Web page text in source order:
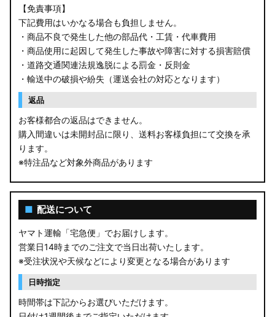
【免責事項】
下記費用はいかなる場合も負担しません。
・商品不良で発生した他の部品代・工賃・代車費用
・商品使用に起因して発生した事故や障害に対する損害賠償
・道路交通関連法規逸脱による罰金・反則金
・輸送中の破損や紛失（運送会社の対応となります）
返品
お客様都合の返品はできません。
購入間違いは未開封品に限り、送料お客様負担にて交換を承
ります。
※特注品など対象外商品があります
■ 配送について
ヤマト運輸「宅急便」でお届けします。
営業日14時までのご注文で当日出荷いたします。
※受注状況や天候などにより変更となる場合があります
日時指定
時間帯は下記からお選びいただけます。